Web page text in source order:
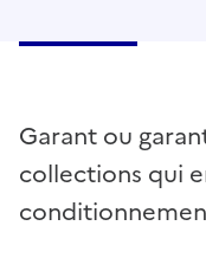
Garant ou
collections qui